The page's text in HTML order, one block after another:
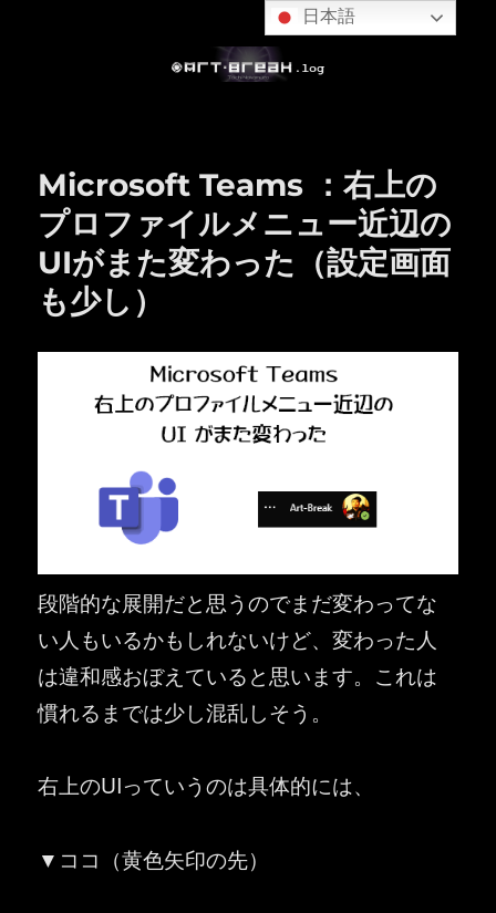
Microsoft Teams ：右上の
プロファイルメニュー近辺の
UIがまた変わった（設定画面
も少し）
段階的な展開だと思うのでまだ変わってな
い人もいるかもしれないけど、変わった人
は違和感おぼえていると思います。これは
慣れるまでは少し混乱しそう。
右上のUIっていうのは具体的には、
▼ココ（黄色矢印の先）
日本語